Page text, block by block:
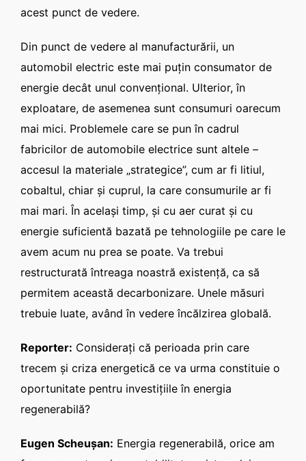
acest punct de vedere.
Din punct de vedere al manufacturării, un
automobil electric este mai puţin consumator de
energie decât unul convenţional. Ulterior, în
exploatare, de asemenea sunt consumuri oarecum
mai mici. Problemele care se pun în cadrul
fabricilor de automobile electrice sunt altele –
accesul la materiale „strategice”, cum ar fi litiul,
cobaltul, chiar şi cuprul, la care consumurile ar fi
mai mari. În acelaşi timp, şi cu aer curat şi cu
energie suficientă bazată pe tehnologiile pe care le
avem acum nu prea se poate. Va trebui
restructurată întreaga noastră existenţă, ca să
permitem această decarbonizare. Unele măsuri
trebuie luate, având în vedere încălzirea globală.
Reporter: Consideraţi că perioada prin care
trecem şi criza energetică ce va urma constituie o
oportunitate pentru investiţiile în energia
regenerabilă?
Eugen Scheuşan: Energia regenerabilă, orice am